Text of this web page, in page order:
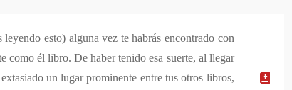
esto) alguna vez te habrás encontrado con
como él libro. De haber tenido esa suerte, al llegar
un lugar prominente entre tus otros libros,